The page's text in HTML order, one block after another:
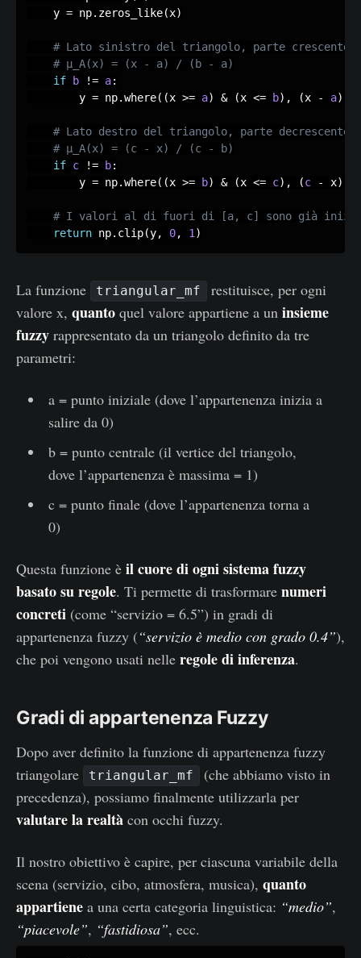
	y
= np. zeros_like(x)
if
b != a:
		y
= np.where( (x >= a) & (x <= b) , (x - a)
if c != b:
		y
= np.where( (x >= b) & (x <= c) , (c - x)
return np. clip(y, 0, 1 )
La funzione triangular_mf
restituisce, per ogni
valore x, quanto quel valore appartiene a un insieme
fuzzy rappresentato da un triangolo definito da tre
parametri:
a = punto iniziale (dove l’appartenenza inizia a
salire da 0)
b = punto centrale (il vertice del triangolo,
dove l’appartenenza è massima = 1)
c = punto finale (dove l’appartenenza torna a
0)
Questa funzione è il cuore di ogni sistema fuzzy
basato su regole. Ti permette di trasformare numeri
concreti (come “servizio = 6.5”) in gradi di
appartenenza fuzzy (“servizio è medio con grado 0.4”),
che poi vengono usati nelle regole di inferenza.
Gradi di appartenenza Fuzzy
Dopo aver definito la funzione di appartenenza fuzzy
triangolare
triangular_mf
(che abbiamo visto in
precedenza), possiamo finalmente utilizzarla per
valutare la realtà con occhi fuzzy.
Il nostro obiettivo è capire, per ciascuna variabile della
scena (servizio, cibo, atmosfera, musica), quanto
appartiene a una certa categoria linguistica: “medio”,
“piacevole”, “fastidiosa”, ecc.